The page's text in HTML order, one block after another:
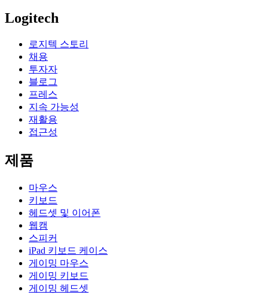
Logitech
로지텍 스토리
채용
투자자
블로그
프레스
지속 가능성
재활용
접근성
제품
마우스
키보드
헤드셋 및 이어폰
웹캠
스피커
iPad 키보드 케이스
게이밍 마우스
게이밍 키보드
게이밍 헤드셋